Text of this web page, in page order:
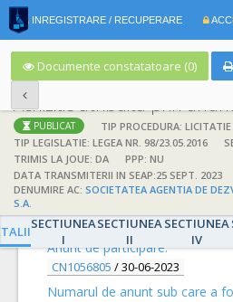
INREGISTRARE / RECUPERARE
Documente constatatoare (0)
PUBLICAT
TIP PROCEDURA:
TIP LEGISLATIE: LEGEA NR. 98/23.05.2016
TRIMIS LA JOUE: DA
PPP: NU
DATA TRANSMITERII IN SEAP:25 SEPT. 2023
DENUMIRE AC: SOCIETATEA AGENTIA DE
S.A.
SECTIUNEA
I
SECTIUNEA
II
SECTIUNEA
IV
Anunt de participare:
CN1056805 /30-06-2023
Numarul de anunt sub care a